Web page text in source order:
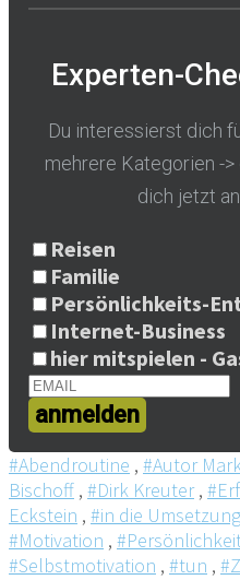
Experten-
Du interessierst dich
mehrere Kategorien ->
dich jetzt
Reisen
Familie
Persönlichkeits-
Internet-Business
hier mitspielen -
anmelden
#Abendroutine , #Autor
Bischoff , #Dirk Kreuter,
Eckstein , #in die
#Motivation ,
#Selbstmotivation , #tun ,